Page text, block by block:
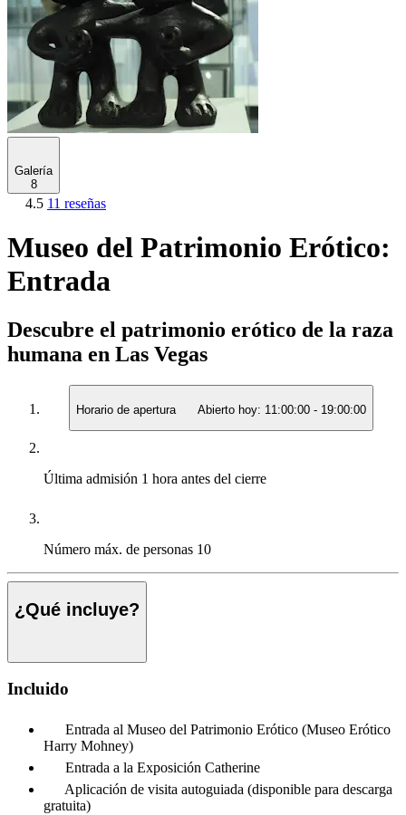
Galería
8
4.5 11 reseñas
Museo del Patrimonio Erótico:
Entrada
Descubre el patrimonio erótico de la raza
humana en Las Vegas
Horario de apertura Abierto hoy: 11:00:00 - 19:00:00
Última admisión 1 hora antes del cierre
Número máx. de personas 10
¿Qué incluye?
Incluido
Entrada al Museo del Patrimonio Erótico (Museo Erótico
Harry Mohney)
Entrada a la Exposición Catherine
Aplicación de visita autoguiada (disponible para descarga
gratuita)